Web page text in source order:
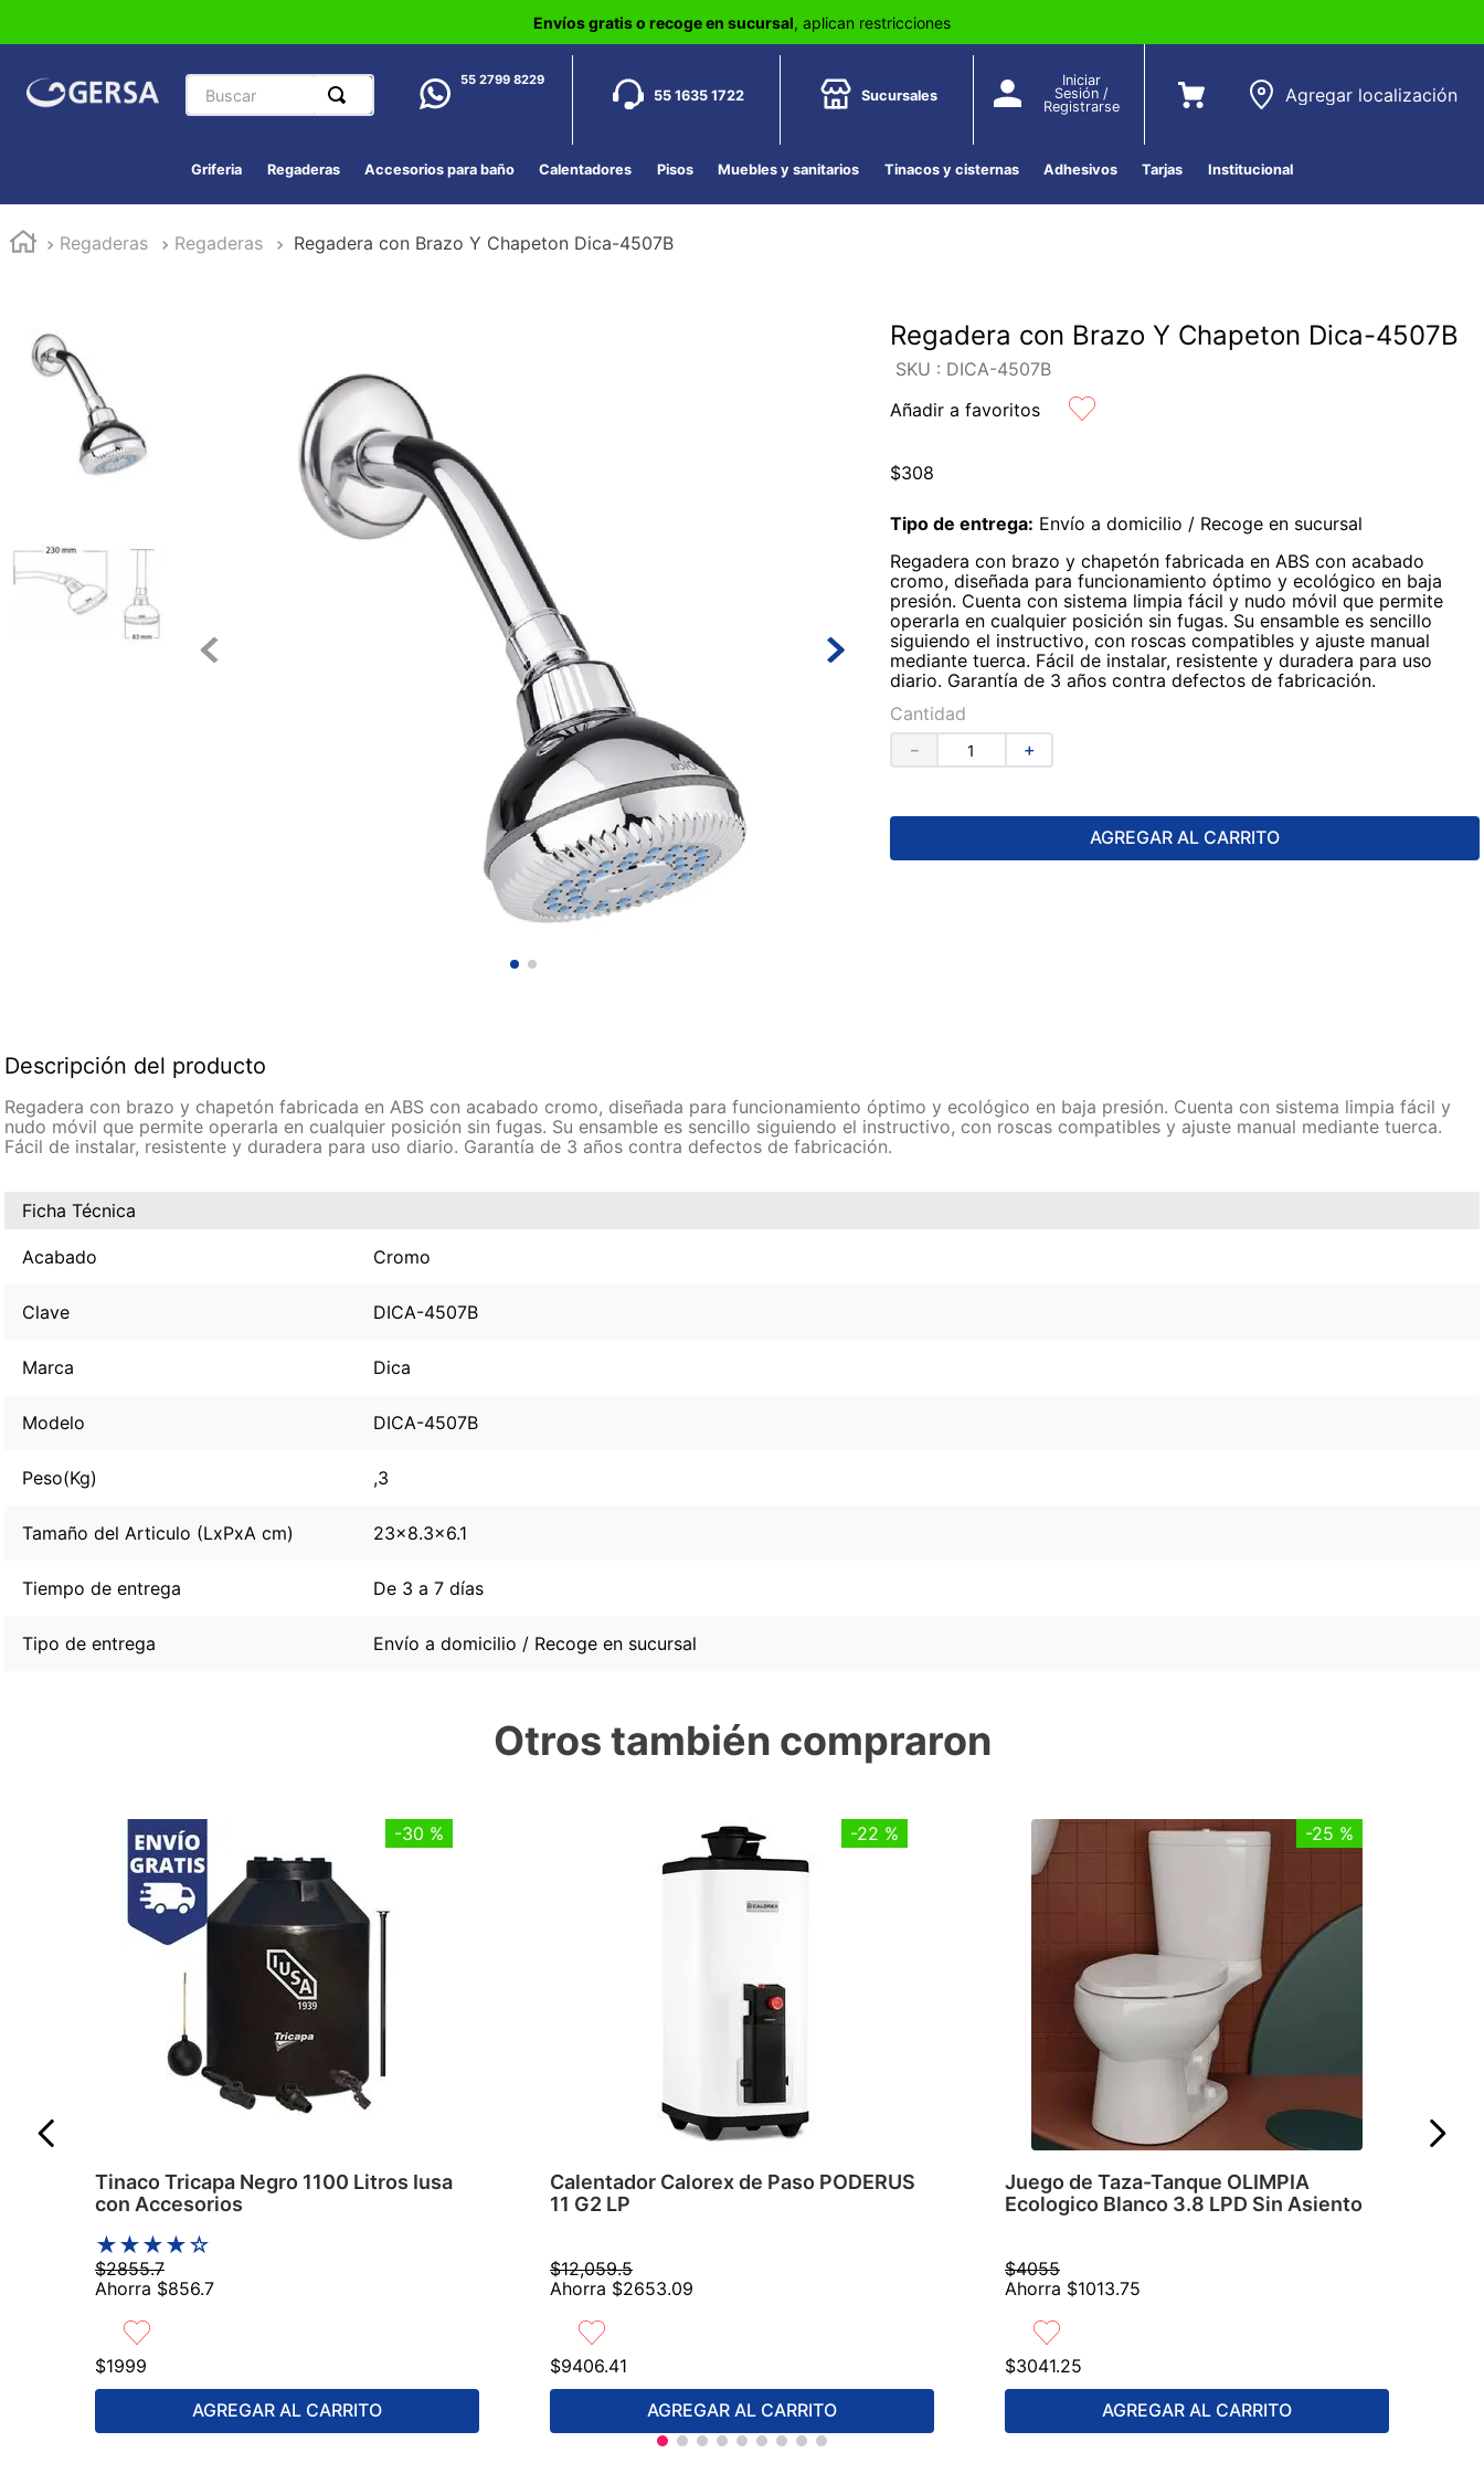
Envíos gratis o recoge en sucursal, aplican restricciones
Buscar 55 2799 8229
55 1635 1722 Sucursales
Iniciar
Sesión /
Registrarse
Agregar localización
Griferia Regaderas Accesorios para baño Calentadores Pisos Muebles y sanitarios Tinacos y cisternas Adhesivos Tarjas Institucional
Regaderas Regaderas Regadera con Brazo Y Chapeton Dica-4507B
Regadera con Brazo Y Chapeton Dica-4507B
: DICA-4507B
Añadir a favoritos
$308
Tipo de entrega: Envío a domicilio / Recoge en sucursal
Regadera con brazo y chapetón fabricada en ABS con acabado
cromo, diseñada para funcionamiento óptimo y ecológico en baja
presión. Cuenta con sistema limpia fácil y nudo móvil que permite
operarla en cualquier posición sin fugas. Su ensamble es sencillo
siguiendo el instructivo, con roscas compatibles y ajuste manual
mediante tuerca. Fácil de instalar, resistente y duradera para uso
diario. Garantía de 3 años contra defectos de fabricación.
Cantidad
＋
－
AGREGAR AL CARRITO
Descripción del producto
Regadera con brazo y chapetón fabricada en ABS con acabado cromo, diseñada para funcionamiento óptimo y ecológico en baja presión. Cuenta con sistema limpia fácil y
nudo móvil que permite operarla en cualquier posición sin fugas. Su ensamble es sencillo siguiendo el instructivo, con roscas compatibles y ajuste manual mediante tuerca.
Fácil de instalar, resistente y duradera para uso diario. Garantía de 3 años contra defectos de fabricación.
Ficha Técnica
Acabado Cromo
Clave DICA-4507B
Marca Dica
Modelo DICA-4507B
Peso(Kg) ,3
Tamaño del Articulo (LxPxA cm) 23x8.3x6.1
Tiempo de entrega De 3 a 7 días
Tipo de entrega Envío a domicilio / Recoge en sucursal
Otros también compraron
-30 %
Tinaco Tricapa Negro 1100 Litros Iusa
con Accesorios
★★★★☆
$2855.7
Ahorra $856.7
$1999
AGREGAR AL CARRITO
-22 %
Calentador Calorex de Paso PODERUS
11 G2 LP
$12,059.5
Ahorra $2653.09
$9406.41
AGREGAR AL CARRITO
-25 %
Juego de Taza-Tanque OLIMPIA
Ecologico Blanco 3.8 LPD Sin Asiento
$4055
Ahorra $1013.75
$3041.25
AGREGAR AL CARRITO